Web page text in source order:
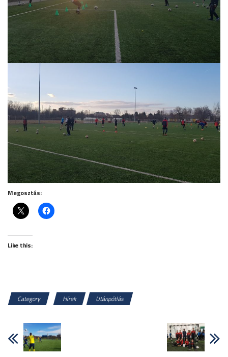
Megosztás:
Like this:
Category Hírek Utánpótlás